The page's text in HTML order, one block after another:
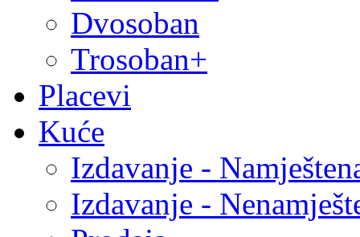
Dvosoban
Trosoban+
Placevi
Kuće
Izdavanje -
Izdavanje -